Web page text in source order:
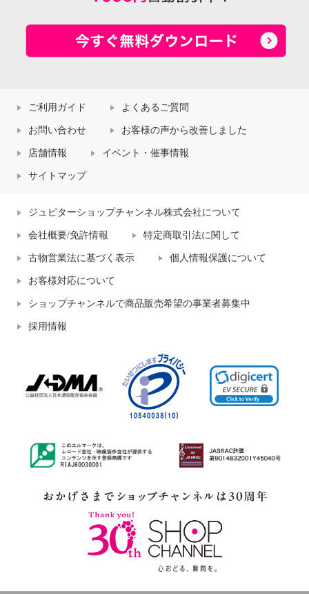
ご利用ガイド よくあるご質問
お問い合わせ お客様の声から改善しました
店舗情報 イベント・催事情報
サイトマップ
ジュピターショップチャンネル株式会社について
会社概要/免許情報 特定商取引法に関して
古物営業法に基づく表示 個人情報保護について
お客様対応について
ショップチャンネルで商品販売希望の事業者募集中
採用情報